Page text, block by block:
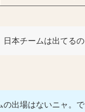
本チームは出てるの
の出場はないニャ。